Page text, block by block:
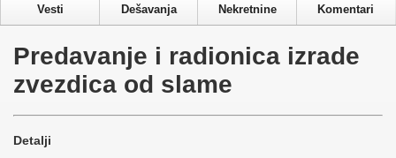
Vesti Dešavanja Nekretnine Komentari
Predavanje i radionica izrade
zvezdica od slame
Detalji